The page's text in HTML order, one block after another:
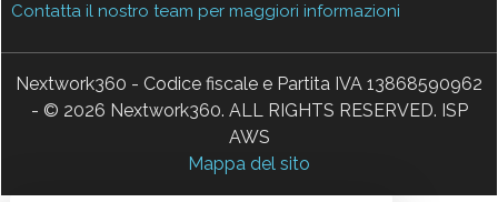
Contatta il nostro team per maggiori informazioni
Nextwork360 - Codice fiscale e Partita IVA 13868590962
- © 2026 Nextwork360. ALL RIGHTS RESERVED. ISP
AWS
Mappa del sito